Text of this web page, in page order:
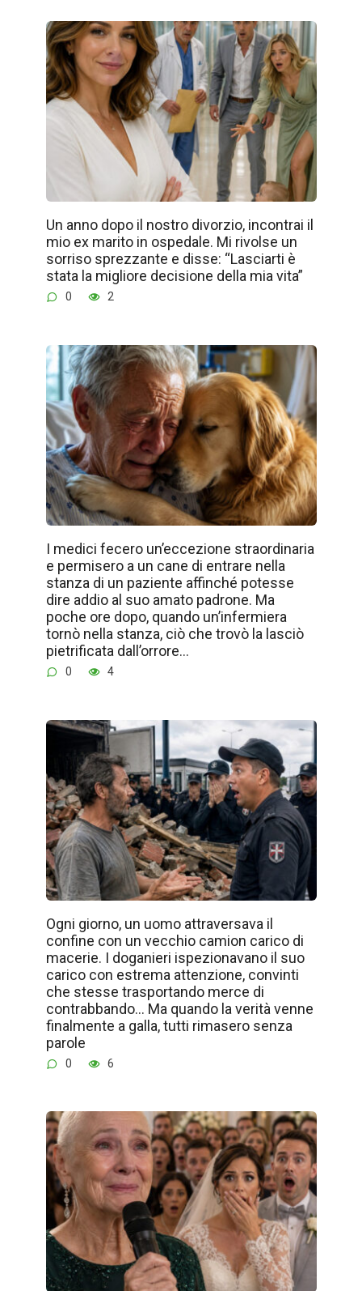
Un anno dopo il nostro divorzio, incontrai il
mio ex marito in ospedale. Mi rivolse un
sorriso sprezzante e disse: “Lasciarti è
stata la migliore decisione della mia vita”
0 2
I medici fecero un’eccezione straordinaria
e permisero a un cane di entrare nella
stanza di un paziente affinché potesse
dire addio al suo amato padrone. Ma
poche ore dopo, quando un’infermiera
tornò nella stanza, ciò che trovò la lasciò
pietrificata dall’orrore…
0 4
Ogni giorno, un uomo attraversava il
confine con un vecchio camion carico di
macerie. I doganieri ispezionavano il suo
carico con estrema attenzione, convinti
che stesse trasportando merce di
contrabbando… Ma quando la verità venne
finalmente a galla, tutti rimasero senza
parole
0 6